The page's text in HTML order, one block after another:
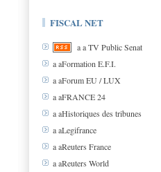
FISCAL NET
a a TV Public Senat
a aFormation E.F.I.
a aForum EU / LUX
a aFRANCE 24
a aHistoriques des tribunes
a aLegifrance
a aReuters France
a aReuters World